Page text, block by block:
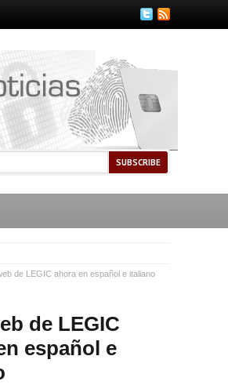
de LEGIC ahora en español e italiano
de LEGIC
español e